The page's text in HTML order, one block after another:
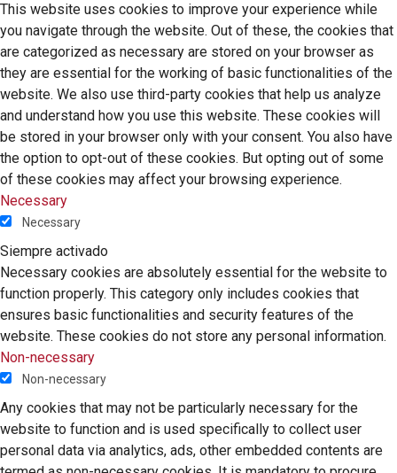
This website uses cookies to improve your experience while
you navigate through the website. Out of these, the cookies that
are categorized as necessary are stored on your browser as
they are essential for the working of basic functionalities of the
website. We also use third-party cookies that help us analyze
and understand how you use this website. These cookies will
be stored in your browser only with your consent. You also have
the option to opt-out of these cookies. But opting out of some
of these cookies may affect your browsing experience.
Necessary
Necessary
Siempre activado
Necessary cookies are absolutely essential for the website to
function properly. This category only includes cookies that
ensures basic functionalities and security features of the
website. These cookies do not store any personal information.
Non-necessary
Non-necessary
Any cookies that may not be particularly necessary for the
website to function and is used specifically to collect user
personal data via analytics, ads, other embedded contents are